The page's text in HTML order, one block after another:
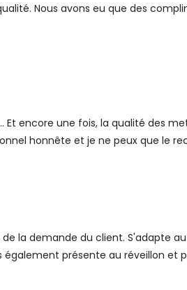
Nous avons eu que des
encore une fois, la qualité des
honnête et je ne peux que le
la demande du client. S'adapte
également présente au réveillon